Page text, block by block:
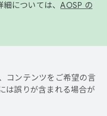
細については、AOSP の
コンテンツをご希望の言
は誤りが含まれる場合が